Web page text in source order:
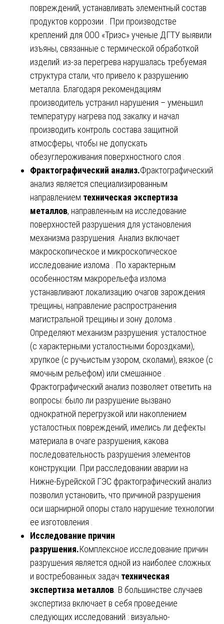
повреждений, устанавливать элементный состав
продуктов коррозии . При производстве
креплений для ООО «Триэс» ученые ДГТУ выявили
изъяны, связанные с термической обработкой
изделий: из-за перегрева нарушалась требуемая
структура стали, что привело к разрушению
металла. Благодаря рекомендациям
производитель устранил нарушения – уменьшил
температуру нагрева под закалку и начал
производить контроль состава защитной
атмосферы, чтобы не допускать
обезуглероживания поверхностного слоя .
Фрактографический анализ.Фрактографический
анализ является специализированным
направлением техническая экспертиза
металлов, направленным на исследование
поверхностей разрушения для установления
механизма разрушения. Анализ включает
макроскопическое и микроскопическое
исследование излома . По характерным
особенностям макрорельефа излома
устанавливают локализацию очагов зарождения
трещины, направление распространения
магистральной трещины и зону долома .
Определяют механизм разрушения: усталостное
(с характерными усталостными бороздками),
хрупкое (с ручьистым узором, сколами), вязкое (с
ямочным рельефом) или смешанное .
Фрактографический анализ позволяет ответить на
вопросы: было ли разрушение вызвано
однократной перегрузкой или накоплением
усталостных повреждений, имелись ли дефекты
материала в очаге разрушения, какова
последовательность разрушения элементов
конструкции. При расследовании аварии на
Нижне-Бурейской ГЭС фрактографический анализ
позволил установить, что причиной разрушения
оси шарнирной опоры стало нарушение технологии
ее изготовления .
Исследование причин
разрушения.Комплексное исследование причин
разрушения является одной из наиболее сложных
и востребованных задач техническая
экспертиза металлов . В большинстве случаев
экспертиза включает в себя проведение
следующих исследований : визуально-